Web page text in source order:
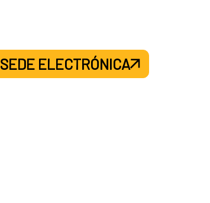
SEDE ELECTRÓNICA